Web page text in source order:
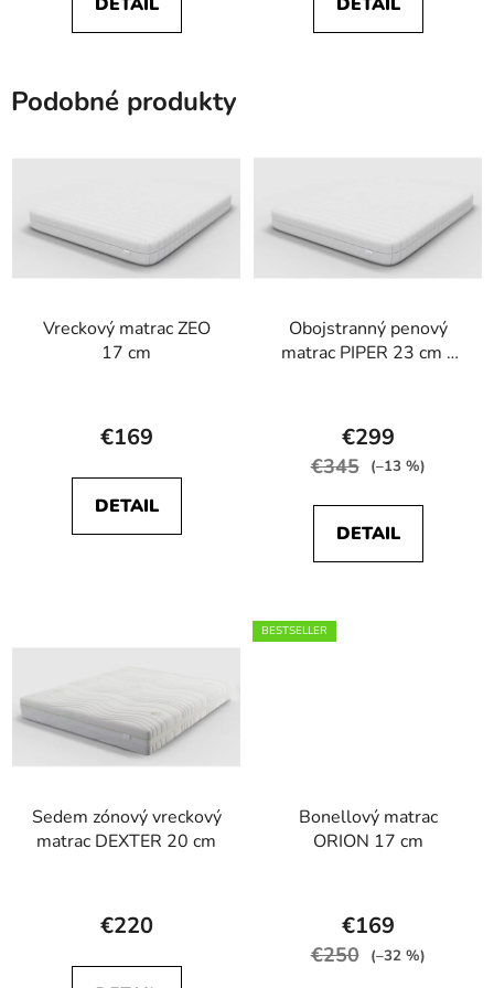
5,0
hviezdičiek.
5,0
Podobné produkty
Vreckový matrac ZEO
17 cm
hodnotenie
je
5,0
€169
DETAIL
Obojstranný penový
matrac PIPER 23 cm -
hodnotenie
produktu
5,0
z
€299
€345 (–13 %)
DETAIL
Sedem zónový vreckový
matrac DEXTER 20 cm
hodnotenie
je
€220
BESTSELLER
Bonellový matrac
ORION 17 cm
hodnotenie
produktu
€169
€250 (–32 %)